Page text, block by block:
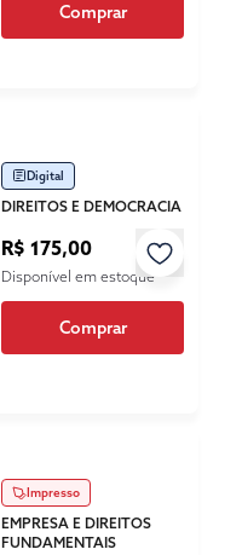
Comprar
Digital
DIREITOS E DEMOCRACIA
R$ 175,00
Disponível em estoque
Comprar
Impresso
EMPRESA E DIREITOS
FUNDAMENTAIS